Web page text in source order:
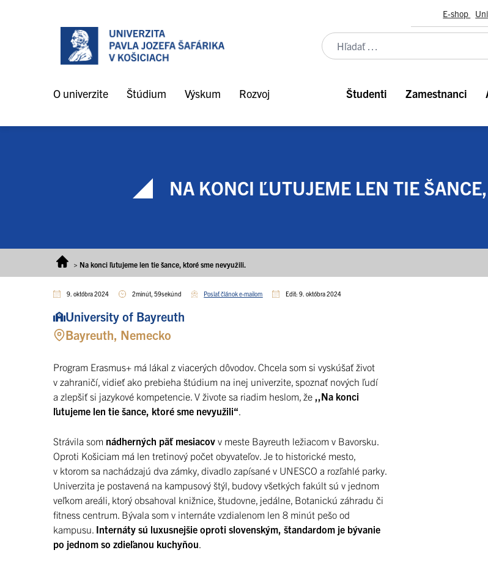
E-shop
O univerzite Štúdium Výskum Rozvoj Študenti Zamestnanci
NA KONCI ĽUTUJEME LEN TIE
> Na konci ľutujeme len tie šance, ktoré sme nevyužili.
9. októbra 2024 2minút, 59sekúnd Poslať článok e-mailom Edit: 9. októbra 2024
University of Bayreuth
Bayreuth, Nemecko
Program Erasmus+ má lákal z viacerých dôvodov. Chcela som si vyskúšať život
v zahraničí, vidieť ako prebieha štúdium na inej univerzite, spoznať nových ľudí
a zlepšiť si jazykové kompetencie. V živote sa riadim heslom, že ,,Na konci
ľutujeme len tie šance, ktoré sme nevyužili“.
Strávila som nádherných päť mesiacov v meste Bayreuth ležiacom v Bavorsku.
Oproti Košiciam má len tretinový počet obyvateľov. Je to historické mesto,
v ktorom sa nachádzajú dva zámky, divadlo zapísané v UNESCO a rozľahlé parky.
Univerzita je postavená na kampusový štýl, budovy všetkých fakúlt sú v jednom
veľkom areáli, ktorý obsahoval knižnice, študovne, jedálne, Botanickú záhradu či
fitness centrum. Bývala som v internáte vzdialenom len 8 minút pešo od
kampusu. Internáty sú luxusnejšie oproti slovenským, štandardom je bývanie
po jednom so zdieľanou kuchyňou.